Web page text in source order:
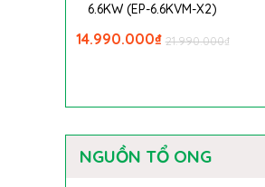
6.6KW (EP-6.6KVM-X2)
₫
21.990.000
₫
14.990.000
NGUỒN TỔ ONG